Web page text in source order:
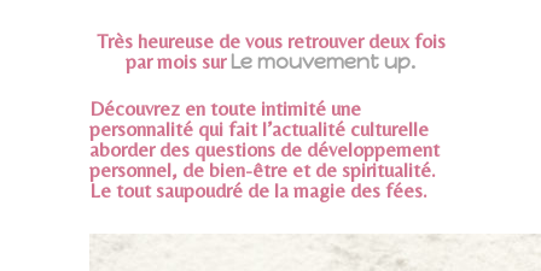
Très heureuse de vous retrouver deux fois
par mois sur Le mouvement up.
Découvrez en toute intimité une
personnalité qui fait l’actualité culturelle
aborder des questions de développement
personnel, de bien-être et de spiritualité.
Le tout saupoudré de la magie des fées.